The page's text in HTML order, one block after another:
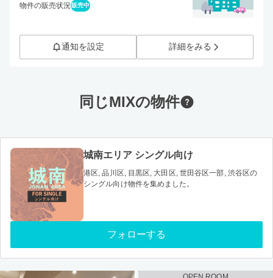
物件の販売状況 販売中
通知を設定 詳細をみる
同じMIXの物件
城南エリア シングル向け
港区, 品川区, 目黒区, 大田区, 世田谷区一部, 渋谷区の
シングル向け物件を集めました。
フォローする